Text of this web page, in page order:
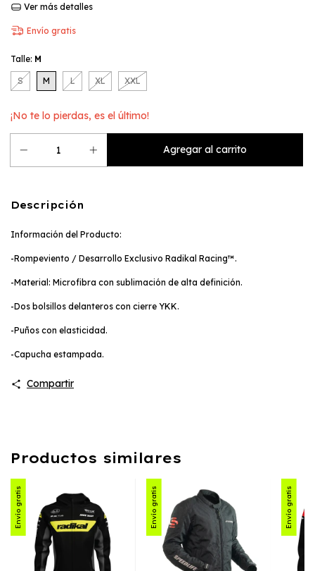
Ver más detalles
Envío gratis
Talle: M
S M L XL XXL
¡No te lo pierdas, es el último!
Descripción
Información del Producto:
-Rompeviento / Desarrollo Exclusivo Radikal Racing™.
-Material: Microfibra con sublimación de alta definición.
-Dos bolsillos delanteros con cierre YKK.
-Puños con elasticidad.
-Capucha estampada.
Compartir
Productos similares
Envío gratis Envío gratis Envío gratis